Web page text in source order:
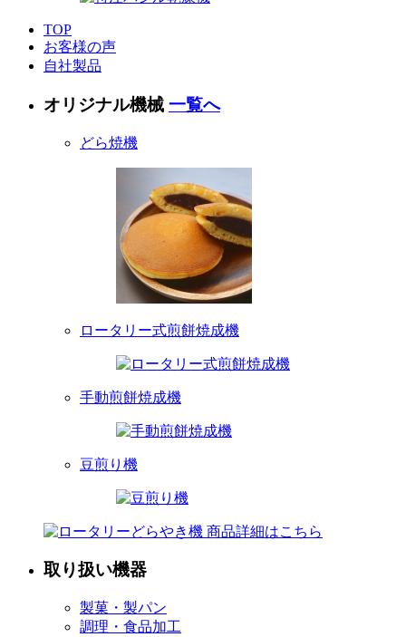
TOP
お客様の声
自社製品
オリジナル機械 一覧へ
どら焼機
ロータリー式煎餅焼成機
手動煎餅焼成機
豆煎り機
取り扱い機器
製菓・製パン
調理・食品加工